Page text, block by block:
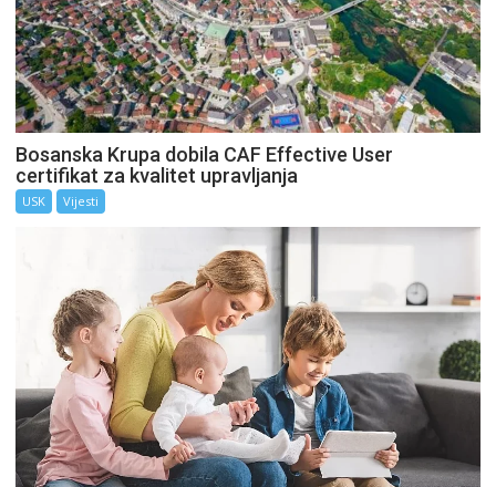
Bosanska Krupa dobila CAF Effective User
certifikat za kvalitet upravljanja
USK Vijesti